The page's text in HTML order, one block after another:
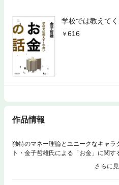
学校では教えて
616
作品情報
独特のマネー理論とユニークなキャラ
ト・金子哲雄氏による「お金」に関す
お金の知識を、身近な例を取り上げな